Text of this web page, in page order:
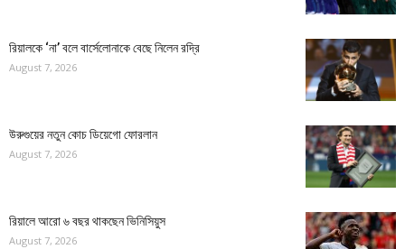
রিয়ালকে ‘না’ বলে বার্সেলোনাকে বেছে নিলেন রদ্রি
August 7, 2026
উরুগুয়ের নতুন কোচ ডিয়েগো ফোরলান
August 7, 2026
রিয়ালে আরো ৬ বছর থাকছেন ভিনিসিয়ুস
August 7, 2026